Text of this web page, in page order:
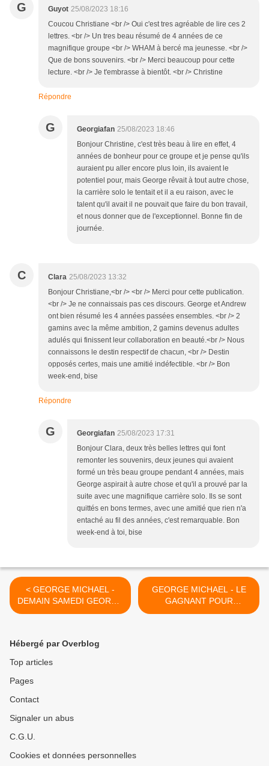
G Guyot 25/08/2023 18:16
Coucou Christiane <br /> Oui c'est tres agréable de lire ces 2
lettres. <br /> Un tres beau résumé de 4 années de ce
magnifique groupe <br /> WHAM à bercé ma jeunesse. <br />
Que de bons souvenirs. <br /> Merci beaucoup pour cette
lecture. <br /> Je t'embrasse à bientôt. <br /> Christine
Répondre
G Georgiafan 25/08/2023 18:46
Bonjour Christine, c'est très beau à lire en effet, 4
années de bonheur pour ce groupe et je pense qu'ils
auraient pu aller encore plus loin, ils avaient le
potentiel pour, mais George rêvait à tout autre chose,
la carrière solo le tentait et il a eu raison, avec le
talent qu'il avait il ne pouvait que faire du bon travail,
et nous donner que de l'exceptionnel. Bonne fin de
journée.
C Clara 25/08/2023 13:32
Bonjour Christiane,<br /> <br /> Merci pour cette publication.
<br /> Je ne connaissais pas ces discours. George et Andrew
ont bien résumé les 4 années passées ensembles. <br /> 2
gamins avec la même ambition, 2 gamins devenus adultes
adulés qui finissent leur collaboration en beauté.<br /> Nous
connaissons le destin respectif de chacun, <br /> Destin
opposés certes, mais une amitié indéfectible. <br /> Bon
week-end, bise
Répondre
G Georgiafan 25/08/2023 17:31
Bonjour Clara, deux très belles lettres qui font
remonter les souvenirs, deux jeunes qui avaient
formé un très beau groupe pendant 4 années, mais
George aspirait à autre chose et qu'il a prouvé par la
suite avec une magnifique carrière solo. Ils se sont
quittés en bons termes, avec une amitié que rien n'a
entaché au fil des années, c'est remarquable. Bon
week-end à toi, bise
< GEORGE MICHAEL -
DEMAIN SAMEDI GEORGE
MICHAEL DANS 50mn
GEORGE MICHAEL - LE
GAGNANT POUR
SMOOTH ICONS DE 2023
Hébergé par Overblog
Top articles
Pages
Contact
Signaler un abus
C.G.U.
Cookies et données personnelles